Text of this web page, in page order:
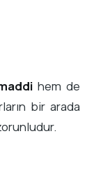
hem de
bir arada